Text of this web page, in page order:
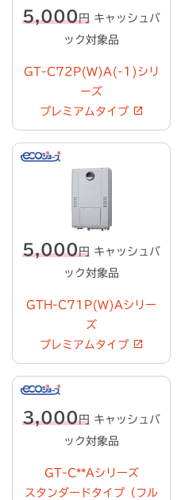
5,000円 キャッシュバ
ック対象品
GT-C72P(W)A(-1)シリ
ーズ
プレミアムタイプ
5,000円 キャッシュバ
ック対象品
GTH-C71P(W)Aシリー
ズ
プレミアムタイプ
3,000円 キャッシュバ
ック対象品
GT-C**Aシリーズ
スタンダードタイプ（フル